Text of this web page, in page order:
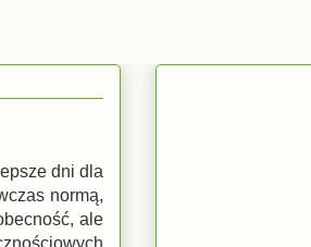
dni dla
normą,
ale